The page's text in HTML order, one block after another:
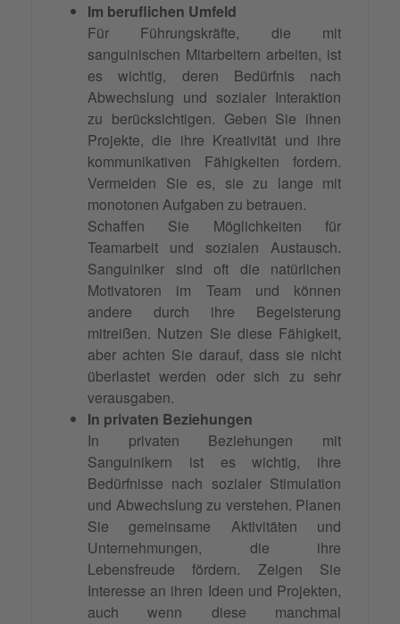
Im beruflichen Umfeld
Für Führungskräfte, die mit
sanguinischen Mitarbeitern arbeiten, ist
es wichtig, deren Bedürfnis nach
Abwechslung und sozialer Interaktion
zu berücksichtigen. Geben Sie ihnen
Projekte, die ihre Kreativität und ihre
kommunikativen Fähigkeiten fordern.
Vermeiden Sie es, sie zu lange mit
monotonen Aufgaben zu betrauen.
Schaffen Sie Möglichkeiten für
Teamarbeit und sozialen Austausch.
Sanguiniker sind oft die natürlichen
Motivatoren im Team und können
andere durch ihre Begeisterung
mitreißen. Nutzen Sie diese Fähigkeit,
aber achten Sie darauf, dass sie nicht
überlastet werden oder sich zu sehr
verausgaben.
In privaten Beziehungen
In privaten Beziehungen mit
Sanguinikern ist es wichtig, ihre
Bedürfnisse nach sozialer Stimulation
und Abwechslung zu verstehen. Planen
Sie gemeinsame Aktivitäten und
Unternehmungen, die ihre
Lebensfreude fördern. Zeigen Sie
Interesse an ihren Ideen und Projekten,
auch wenn diese manchmal